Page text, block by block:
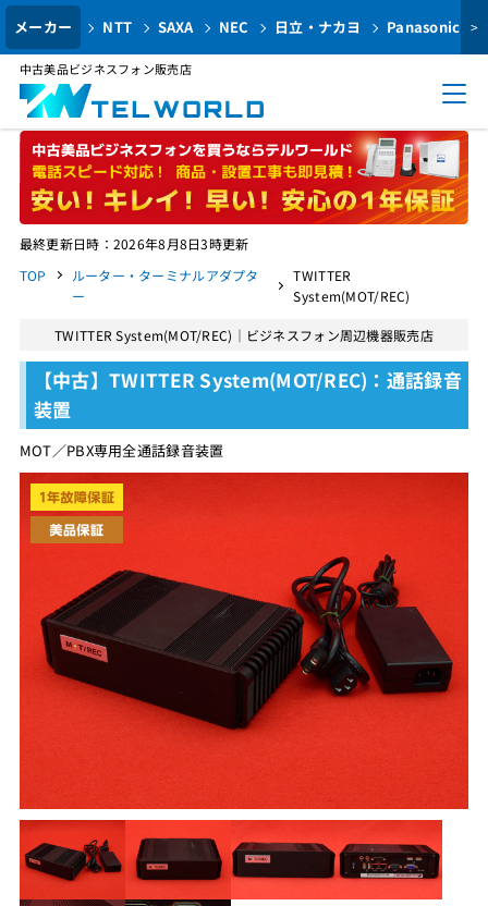
メーカー NTT SAXA NEC 日立・ナカヨ Panasonic >
中古美品ビジネスフォン販売店
最終更新日時：2026年8月8日3時更新
TOP
ルーター・ターミナルアダプタ
ー
TWITTER
System(MOT/REC)
TWITTER System(MOT/REC)｜ビジネスフォン周辺機器販売店
【中古】TWITTER System(MOT/REC)：通話録音
装置
MOT／PBX専用全通話録音装置